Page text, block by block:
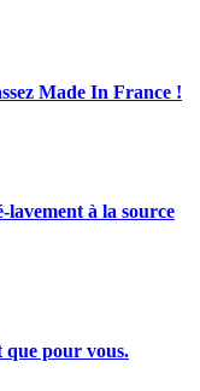
Made In France !
à la source
que pour vous.